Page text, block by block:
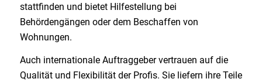
stattfinden und bietet Hilfestellung bei
Behördengängen oder dem Beschaffen von
Wohnungen.
Auch internationale Auftraggeber vertrauen auf die
Qualität und Flexibilität der Profis. Sie liefern ihre Teile